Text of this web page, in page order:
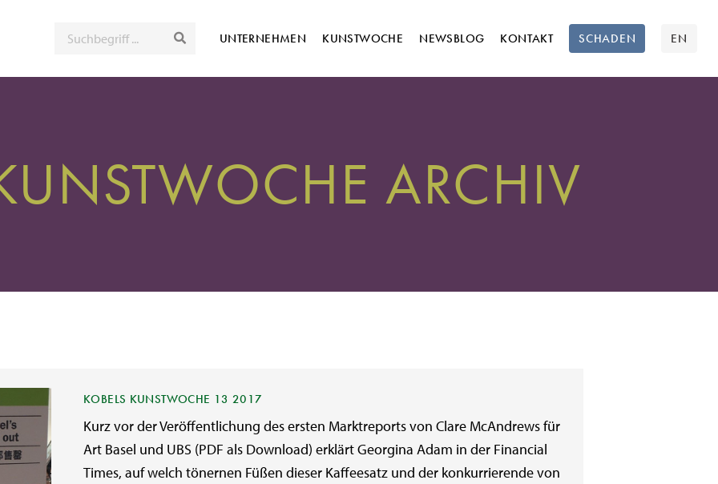
SUCHE UNTERNEHMEN KUNSTWOCHE NEWSBLOG KONTAKT SCHADEN EN
ARCHIV
KOBELS KUNSTWOCHE 13 2017
Kurz vor der Veröffentlichung des ersten Marktreports von Clare McAndrews für
Art Basel und UBS (PDF als Download) erklärt Georgina Adam in der Financial
Times, auf welch tönernen Füßen dieser Kaffeesatz und der konkurrierende von